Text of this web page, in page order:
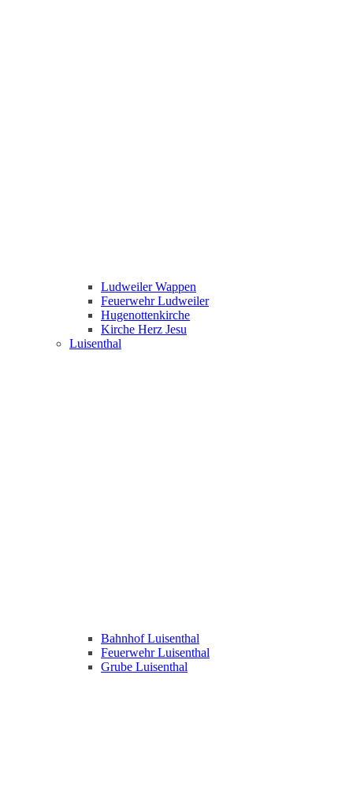
Ludweiler Wappen
Feuerwehr Ludweiler
Hugenottenkirche
Kirche Herz Jesu
Luisenthal
Bahnhof Luisenthal
Feuerwehr Luisenthal
Grube Luisenthal